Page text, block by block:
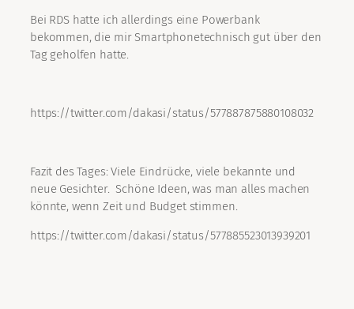
Bei RDS hatte ich allerdings eine Powerbank
bekommen, die mir Smartphonetechnisch gut über den
Tag geholfen hatte.
https://twitter.com/dakasi/status/577887875880108032
Fazit des Tages: Viele Eindrücke, viele bekannte und
neue Gesichter. Schöne Ideen, was man alles machen
könnte, wenn Zeit und Budget stimmen.
https://twitter.com/dakasi/status/577885523013939201